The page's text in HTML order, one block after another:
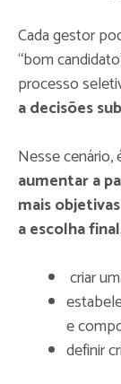
Cada gestor
“bom
processo
a decisões
Nesse
aumentar a
mais objetivas
a escolha final
criar
e
definir